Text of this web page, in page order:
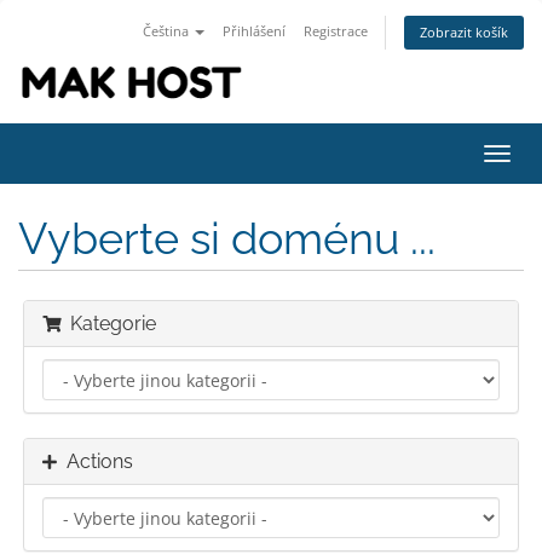
Čeština Přihlášení Registrace Zobrazit košík
Vyberte si doménu ...
Kategorie
Actions